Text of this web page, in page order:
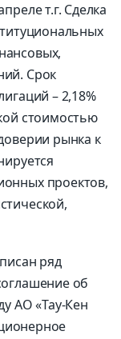
т.г. Сделка
Срок
– 2,18%
стоимостью
рынка к
проектов,
ряд
об
АО «Тау-Кен